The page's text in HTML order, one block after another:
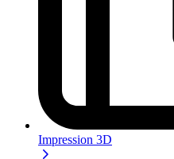
Impression 3D